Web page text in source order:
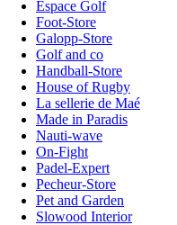
Espace Golf
Foot-Store
Galopp-Store
Golf and co
Handball-Store
House of Rugby
La sellerie de Maé
Made in Paradis
Nauti-wave
On-Fight
Padel-Expert
Pecheur-Store
Pet and Garden
Slowood Interior